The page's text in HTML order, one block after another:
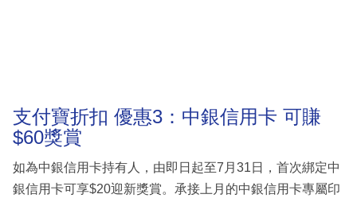
支付寶折扣 優惠3：中銀信用卡 可賺
$60獎賞
如為中銀信用卡持有人，由即日起至7月31日，首次綁定中
銀信用卡可享$20迎新獎賞。承接上月的中銀信用卡專屬印